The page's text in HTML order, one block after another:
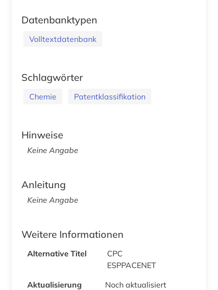
Datenbanktypen
Volltextdatenbank
Schlagwörter
Chemie Patentklassifikation
Hinweise
Keine Angabe
Anleitung
Keine Angabe
Weitere Informationen
Alternative Titel
CPC
ESPPACENET
Aktualisierung
Noch aktualisiert